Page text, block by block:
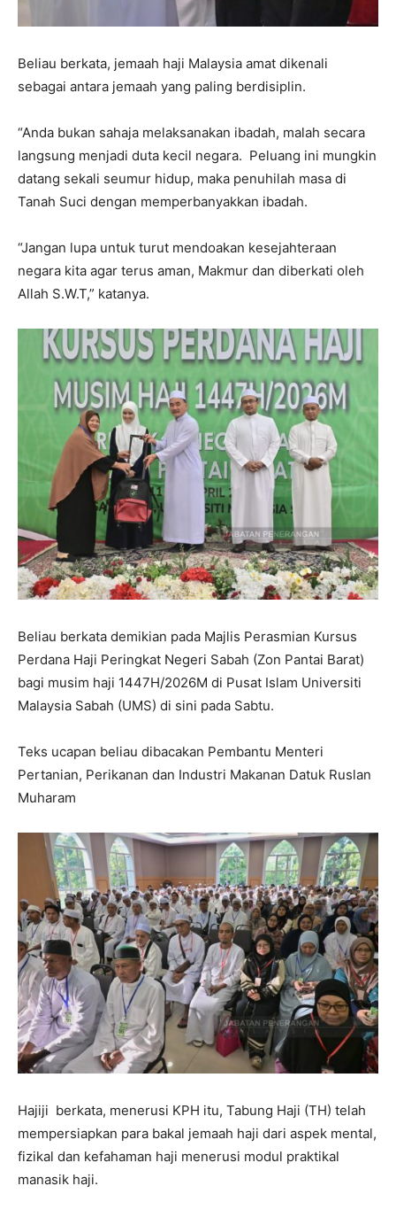
Beliau berkata, jemaah haji Malaysia amat dikenali
sebagai antara jemaah yang paling berdisiplin.
“Anda bukan sahaja melaksanakan ibadah, malah secara
langsung menjadi duta kecil negara. Peluang ini mungkin
datang sekali seumur hidup, maka penuhilah masa di
Tanah Suci dengan memperbanyakkan ibadah.
“Jangan lupa untuk turut mendoakan kesejahteraan
negara kita agar terus aman, Makmur dan diberkati oleh
Allah S.W.T,” katanya.
Beliau berkata demikian pada Majlis Perasmian Kursus
Perdana Haji Peringkat Negeri Sabah (Zon Pantai Barat)
bagi musim haji 1447H/2026M di Pusat Islam Universiti
Malaysia Sabah (UMS) di sini pada Sabtu.
Teks ucapan beliau dibacakan Pembantu Menteri
Pertanian, Perikanan dan Industri Makanan Datuk Ruslan
Muharam
Hajiji berkata, menerusi KPH itu, Tabung Haji (TH) telah
mempersiapkan para bakal jemaah haji dari aspek mental,
fizikal dan kefahaman haji menerusi modul praktikal
manasik haji.